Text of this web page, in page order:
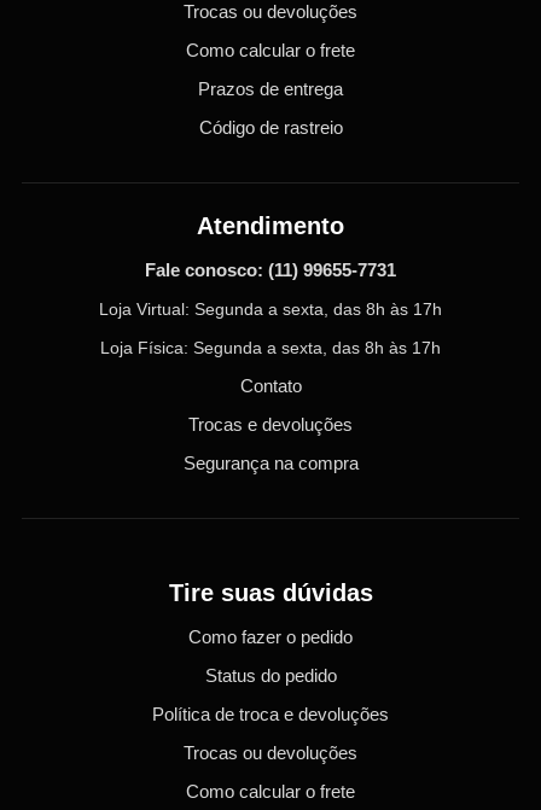
Trocas ou devoluções
Como calcular o frete
Prazos de entrega
Código de rastreio
Atendimento
Fale conosco: (11) 99655-7731
Loja Virtual: Segunda a sexta, das 8h às 17h
Loja Física: Segunda a sexta, das 8h às 17h
Contato
Trocas e devoluções
Segurança na compra
Tire suas dúvidas
Como fazer o pedido
Status do pedido
Política de troca e devoluções
Trocas ou devoluções
Como calcular o frete